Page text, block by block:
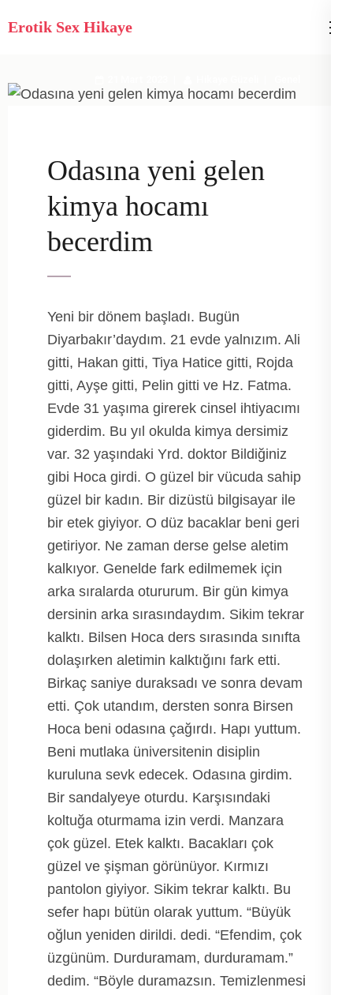
atla
tuşuna
basın)
Erotik Sex Hikaye
Odasına yeni gelen
kimya hocamı
becerdim
Yeni bir dönem başladı. Bugün
Diyarbakır’daydım. 21 evde yalnızım. Ali
gitti, Hakan gitti, Tiya Hatice gitti, Rojda
gitti, Ayşe gitti, Pelin gitti ve Hz. Fatma.
Evde 31 yaşıma girerek cinsel ihtiyacımı
giderdim. Bu yıl okulda kimya dersimiz
var. 32 yaşındaki Yrd. doktor Bildiğiniz
gibi Hoca girdi. O güzel bir vücuda sahip
güzel bir kadın. Bir dizüstü bilgisayar ile
bir etek giyiyor. O düz bacaklar beni geri
getiriyor. Ne zaman derse gelse aletim
kalkıyor. Genelde fark edilmemek için
arka sıralarda otururum. Bir gün kimya
dersinin arka sırasındaydım. Sikim tekrar
kalktı. Bilsen Hoca ders sırasında sınıfta
dolaşırken aletimin kalktığını fark etti.
Birkaç saniye duraksadı ve sonra devam
etti. Çok utandım, dersten sonra Birsen
Hoca beni odasına çağırdı. Hapı yuttum.
Beni mutlaka üniversitenin disiplin
kuruluna sevk edecek. Odasına girdim.
Bir sandalyeye oturdu. Karşısındaki
koltuğa oturmama izin verdi. Manzara
çok güzel. Etek kalktı. Bacakları çok
güzel ve şişman görünüyor. Kırmızı
pantolon giyiyor. Sikim tekrar kalktı. Bu
sefer hapı bütün olarak yuttum. “Büyük
oğlun yeniden dirildi. dedi. “Efendim, çok
üzgünüm. Durduramam, durduramam.”
dedim. “Böyle duramazsın. Temizlenmesi